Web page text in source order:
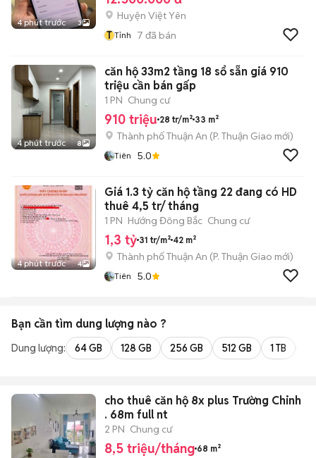
4 phút trước 3
Huyện Việt Yên
T Tỉnh 7 đã bán
4 phút trước 8
căn hộ 33m2 tầng 18 sổ sẵn giá 910
triệu cần bán gấp
1 PN Chung cư
910 triệu 28 tr/m² 33 m²
Thành phố Thuận An (P. Thuận Giao mới)
Tiên 5.0
4 phút trước 4
Giá 1.3 tỷ căn hộ tầng 22 đang có HD
thuê 4,5 tr/ tháng
1 PN Hướng Đông Bắc Chung cư
1,3 tỷ 31 tr/m² 42 m²
Thành phố Thuận An (P. Thuận Giao mới)
Tiên 5.0
Bạn cần tìm dung lượng nào ?
Dung lượng: 64 GB 128 GB 256 GB 512 GB 1 TB
cho thuê căn hộ 8x plus Trường Chinh
. 68m full nt
2 PN Chung cư
8,5 triệu/tháng 68 m²